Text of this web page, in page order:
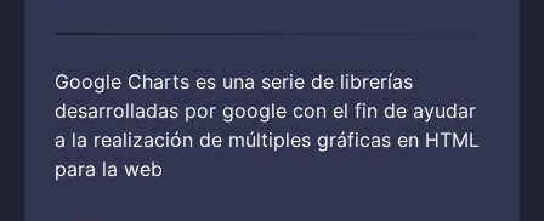
Google Charts es una serie de librerías
desarrolladas por google con el fin de ayudar
a la realización de múltiples gráficas en HTML
para la web